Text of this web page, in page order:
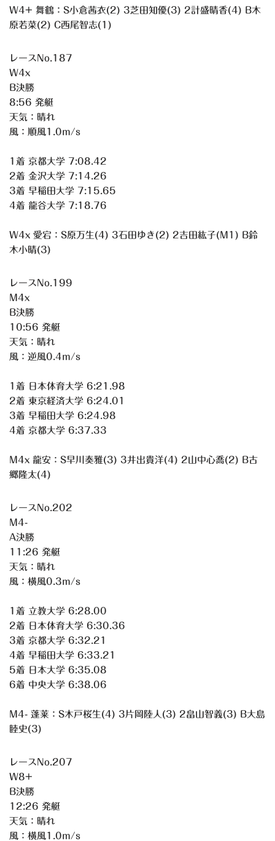
W4+ 舞鶴：S小倉茜衣(2) 3芝田知優(3) 2計盛晴香(4) B木
原若菜(2) C西尾智志(1)
レースNo.187
W4x
B決勝
8:56 発艇
天気：晴れ
風：順風1.0m/s
1着 京都大学 7:08.42
2着 金沢大学 7:14.26
3着 早稲田大学 7:15.65
4着 龍谷大学 7:18.76
W4x 愛宕：S原万生(4) 3石田ゆき(2) 2吉田紘子(M1) B鈴
木小晴(3)
レースNo.199
M4x
B決勝
10:56 発艇
天気：晴れ
風：逆風0.4m/s
1着 日本体育大学 6:21.98
2着 東京経済大学 6:24.01
3着 早稲田大学 6:24.98
4着 京都大学 6:37.33
M4x 龍安：S早川奏雅(3) 3井出貴洋(4) 2山中心喬(2) B古
郷隆太(4)
レースNo.202
M4-
A決勝
11:26 発艇
天気：晴れ
風：横風0.3m/s
1着 立教大学 6:28.00
2着 日本体育大学 6:30.36
3着 京都大学 6:32.21
4着 早稲田大学 6:33.21
5着 日本大学 6:35.08
6着 中央大学 6:38.06
M4- 蓬莱：S木戸桜生(4) 3片岡陸人(3) 2畠山智義(3) B大島
睦史(3)
レースNo.207
W8+
B決勝
12:26 発艇
天気：晴れ
風：横風1.0m/s